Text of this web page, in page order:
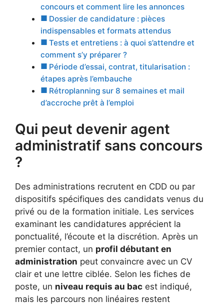
concours et comment lire les annonces
Dossier de candidature : pièces
indispensables et formats attendus
Tests et entretiens : à quoi s’attendre et
comment s’y préparer ?
Période d’essai, contrat, titularisation :
étapes après l’embauche
Rétroplanning sur 8 semaines et mail
d’accroche prêt à l’emploi
Qui peut devenir agent
administratif sans concours
?
Des administrations recrutent en CDD ou par
dispositifs spécifiques des candidats venus du
privé ou de la formation initiale. Les services
examinant les candidatures apprécient la
ponctualité, l’écoute et la discrétion. Après un
premier contact, un profil débutant en
administration peut convaincre avec un CV
clair et une lettre ciblée. Selon les fiches de
poste, un niveau requis au bac est indiqué,
mais les parcours non linéaires restent